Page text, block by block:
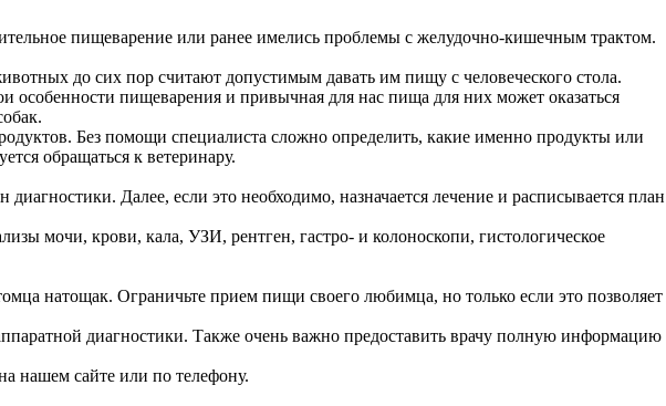
пищеварение или ранее имелись проблемы с желудочно-кишечным трактом.
до сих пор считают допустимым давать им пищу с человеческого стола.
пищеварения и привычная для нас пища для них может оказаться
Без помощи специалиста сложно определить, какие именно продукты или
обращаться к ветеринару.
Далее, если это необходимо, назначается лечение и расписывается план
мочи, крови, кала, УЗИ, рентген, гастро- и колоноскопи, гистологическое
натощак. Ограничьте прием пищи своего любимца, но только если это позволяет
диагностики. Также очень важно предоставить врачу полную информацию
нашем сайте или по телефону.